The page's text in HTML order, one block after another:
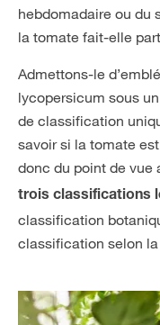
hebdomadaire ou du
la tomate fait-elle
Admettons-le
lycopersicum sous
de classification
savoir si la tomate
donc du point de vue
trois classifications
classification
classification selon